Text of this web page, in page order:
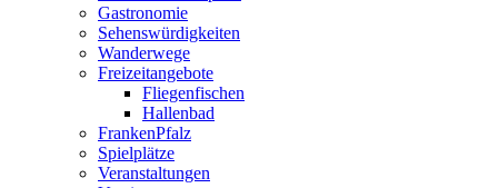
Gastronomie
Sehenswürdigkeiten
Wanderwege
Freizeitangebote
Fliegenfischen
Hallenbad
FrankenPfalz
Spielplätze
Veranstaltungen